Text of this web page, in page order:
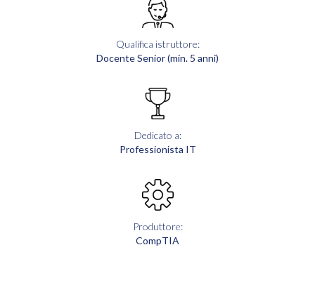
Qualifica istruttore:
Docente Senior (min. 5 anni)
Dedicato a:
Professionista IT
Produttore:
CompTIA